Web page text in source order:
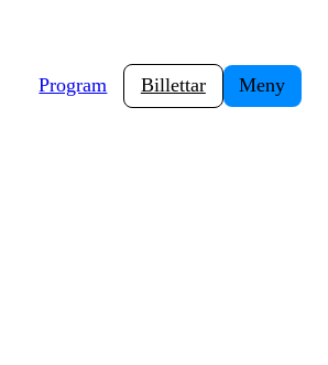
Program Billettar Meny